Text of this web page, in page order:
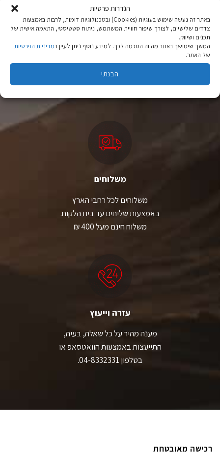
הגדרות פרטיות
באתר זה נעשה שימוש בעוגיות (Cookies) ובטכנולוגיות דומות, לרבות באמצעות
צדדים שלישיים, לצורך שיפור חוויית המשתמש, ניתוח סטטיסטי, התאמה אישית של
תכנים ושיווק.
המשך שימושך באתר מהווה הסכמה לכך. למידע נוסף ניתן לעיין במדיניות הפרטיות
של האתר.
הבנתי
מהיבואן לצרכן
משלוחים
משלוחים לכל רחבי הארץ
באמצעות שליחים עד בית הלקוח.
משלוח חינם מעל 400 ₪
עזרה וייעוץ
מענה מהיר על כל שאלה, בעיה,
התייעצות באמצעות הוואטסאפ או
בטלפון 04-8332331.
רכישה מאובטחת